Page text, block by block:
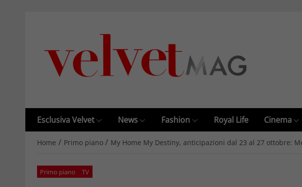
Esclusiva Velvet News Fashion Royal Life Cinema
Home / Primo piano / My Home My Destiny, anticipazioni dal 23 al 27 ottobre:
Primo piano TV